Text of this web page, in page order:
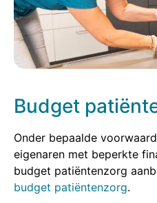
Budget
Onder bepaalde
eigenaren met beperkte
budget patiëntenzorg
budget patiëntenzorg.